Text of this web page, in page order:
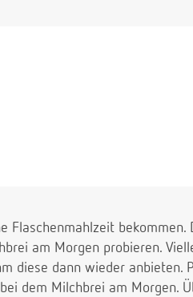
bekommen.
am Morgen probieren.
diese dann wieder anbieten.
dem Milchbrei am Morgen.